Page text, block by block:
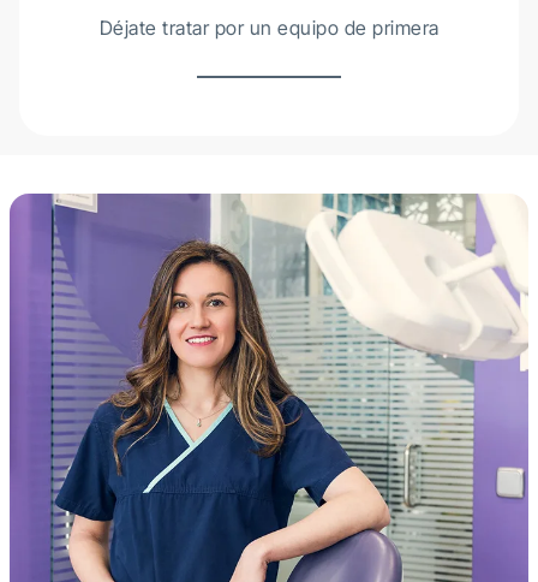
Déjate tratar por un equipo de primera